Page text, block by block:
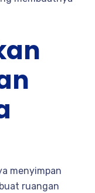
menyimpan
ruangan